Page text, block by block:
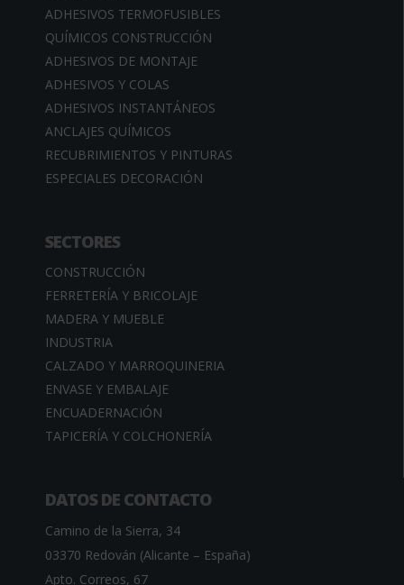
ADHESIVOS TERMOFUSIBLES
QUÍMICOS CONSTRUCCIÓN
ADHESIVOS DE MONTAJE
ADHESIVOS Y COLAS
ADHESIVOS INSTANTÁNEOS
ANCLAJES QUÍMICOS
RECUBRIMIENTOS Y PINTURAS
ESPECIALES DECORACIÓN
SECTORES
CONSTRUCCIÓN
FERRETERÍA Y BRICOLAJE
MADERA Y MUEBLE
INDUSTRIA
CALZADO Y MARROQUINERIA
ENVASE Y EMBALAJE
ENCUADERNACIÓN
TAPICERÍA Y COLCHONERÍA
DATOS DE CONTACTO
Camino de la Sierra, 34
03370 Redován (Alicante – España)
Apto. Correos, 67